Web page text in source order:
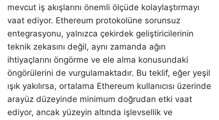
mevcut iş akışlarını önemli ölçüde kolaylaştırmayı
vaat ediyor. Ethereum protokolüne sorunsuz
entegrasyonu, yalnızca çekirdek geliştiricilerinin
teknik zekasını değil, aynı zamanda ağın
ihtiyaçlarını öngörme ve ele alma konusundaki
öngörülerini de vurgulamaktadır. Bu teklif, eğer yeşil
ışık yakılırsa, ortalama Ethereum kullanıcısı üzerinde
arayüz düzeyinde minimum doğrudan etki vaat
ediyor, ancak yüzeyin altında işlevsellik ve